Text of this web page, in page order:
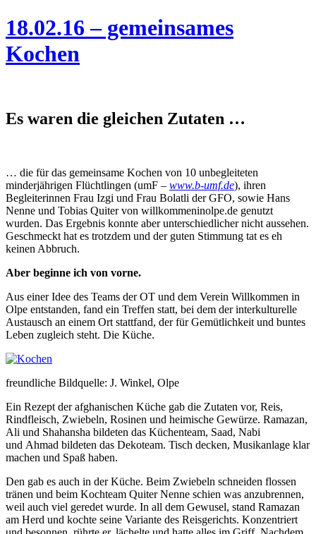
18.02.16 – gemeinsames
Kochen
Es waren die gleichen Zutaten …
… die für das gemeinsame Kochen von 10 unbegleiteten
minderjährigen Flüchtlingen (umF – www.b-umf.de), ihren
Begleiterinnen Frau Izgi und Frau Bolatli der GFO, sowie Hans
Nenne und Tobias Quiter von willkommeninolpe.de genutzt
wurden. Das Ergebnis konnte aber unterschiedlicher nicht aussehen.
Geschmeckt hat es trotzdem und der guten Stimmung tat es eh
keinen Abbruch.
Aber beginne ich von vorne.
Aus einer Idee des Teams der OT und dem Verein Willkommen in
Olpe entstanden, fand ein Treffen statt, bei dem der interkulturelle
Austausch an einem Ort stattfand, der für Gemütlichkeit und buntes
Leben zugleich steht. Die Küche.
freundliche Bildquelle: J. Winkel, Olpe
Ein Rezept der afghanischen Küche gab die Zutaten vor, Reis,
Rindfleisch, Zwiebeln, Rosinen und heimische Gewürze. Ramazan,
Ali und Shahansha bildeten das Küchenteam, Saad, Nabi
und Ahmad bildeten das Dekoteam. Tisch decken, Musikanlage klar
machen und Spaß haben.
Den gab es auch in der Küche. Beim Zwiebeln schneiden flossen
tränen und beim Kochteam Quiter Nenne schien was anzubrennen,
weil auch viel geredet wurde. In all dem Gewusel, stand Ramazan
am Herd und kochte seine Variante des Reisgerichts. Konzentriert